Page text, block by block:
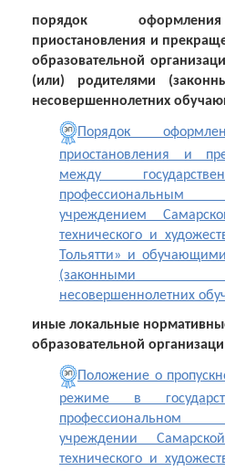
порядок
приостановления и
образовательной
(или) родителями
несовершеннолетних
Порядок
приостановления и
между
учреждением
технического и
Тольятти» и
(законными
несовершеннолетних
иные локальные
образовательной
Положение о
режиме в
учреждении
технического и